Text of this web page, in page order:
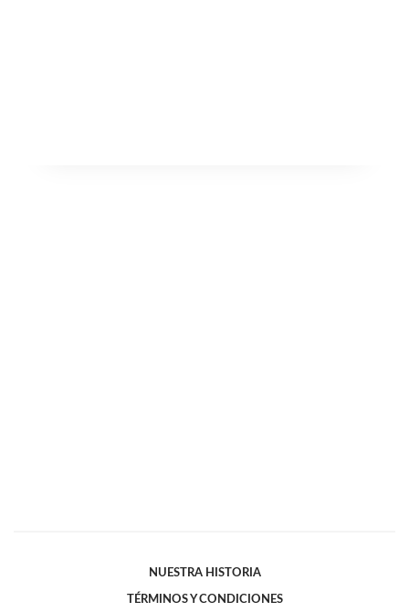
NUESTRA HISTORIA
TÉRMINOS Y CONDICIONES